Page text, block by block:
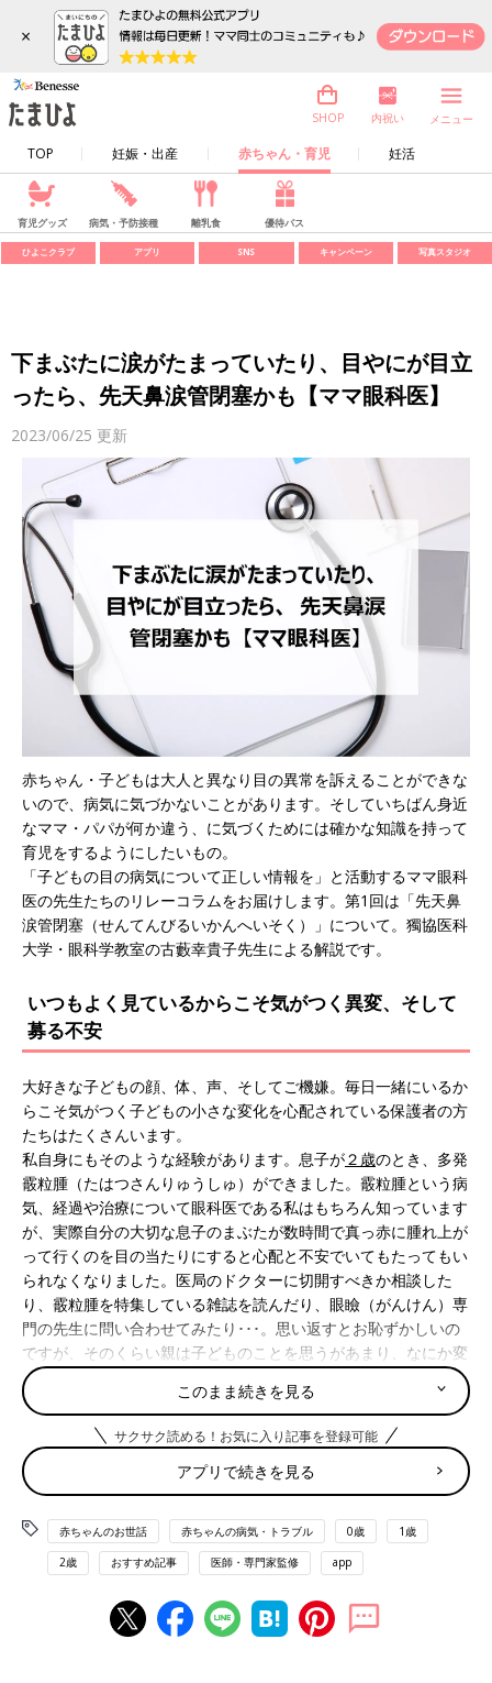
×
TOP 妊娠・出産 赤ちゃん・育児 妊活
SHOP 内祝い メニュー
育児グッズ 病気・予防接種 離乳食 優待パス
ひよこクラブ アプリ SNS キャンペーン 写真スタジオ
下まぶたに涙がたまっていたり、目やにが目立
ったら、先天鼻涙管閉塞かも【ママ眼科医】
2023/06/25 更新
赤ちゃん・子どもは大人と異なり目の異常を訴えることができな
いので、病気に気づかないことがあります。そしていちばん身近
なママ・パパが何か違う、に気づくためには確かな知識を持って
育児をするようにしたいもの。
「子どもの目の病気について正しい情報を」と活動するママ眼科
医の先生たちのリレーコラムをお届けします。第1回は「先天鼻
涙管閉塞（せんてんびるいかんへいそく）」について。獨協医科
大学・眼科学教室の古藪幸貴子先生による解説です。
いつもよく見ているからこそ気がつく異変、そして
募る不安
大好きな子どもの顔、体、声、そしてご機嫌。毎日一緒にいるか
らこそ気がつく子どもの小さな変化を心配されている保護者の方
たちはたくさんいます。
私自身にもそのような経験があります。息子が２歳のとき、多発
霰粒腫（たはつさんりゅうしゅ）ができました。霰粒腫という病
気、経過や治療について眼科医である私はもちろん知っています
が、実際自分の大切な息子のまぶたが数時間で真っ赤に腫れ上が
って行くのを目の当たりにすると心配と不安でいてもたってもい
られなくなりました。医局のドクターに切開すべきか相談した
り、霰粒腫を特集している雑誌を読んだり、眼瞼（がんけん）専
門の先生に問い合わせてみたり･･･。思い返すとお恥ずかしいの
ですが、そのくらい親は子どものことを思うがあまり、なにか変
化があると不安になってしまいます。
今回解説する先天鼻涙管閉塞（せんてんびるいかんへいそく）は
生まれてすぐに症状が出ます。この病気で外来に受診される保護
者の方たちもみなとても不安そうです。その不安が少しでも解消
されるように、情報を提供できれば幸いです。
涙の排水管が開いていない、それが先天鼻涙管閉塞
目薬をつけたあと、口の中が苦くなる経験をしたことがある人は
多いのではないでしょうか。これは目頭から鼻にむかって涙の排
このまま続きを見る
サクサク読める！お気に入り記事を登録可能
アプリで続きを見る
赤ちゃんのお世話 赤ちゃんの病気・トラブル 0歳 1歳
2歳 おすすめ記事 医師・専門家監修 app